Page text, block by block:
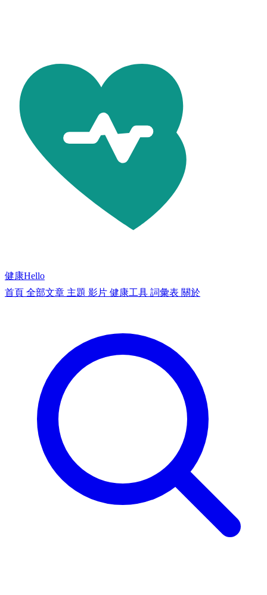
健康Hello
首頁 全部文章 主題 影片 健康工具 詞彙表 關於